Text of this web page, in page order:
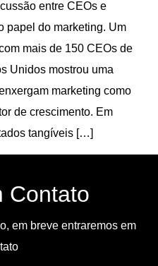
entre CEOs e
papel do marketing. Um
mais de 150 CEOs de
Unidos mostrou uma
marketing como
de crescimento. Em
tangíveis […]
Contato
em breve entraremos em